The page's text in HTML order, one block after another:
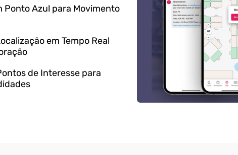
Ponto Azul para Movimento
em Tempo Real
de Interesse para